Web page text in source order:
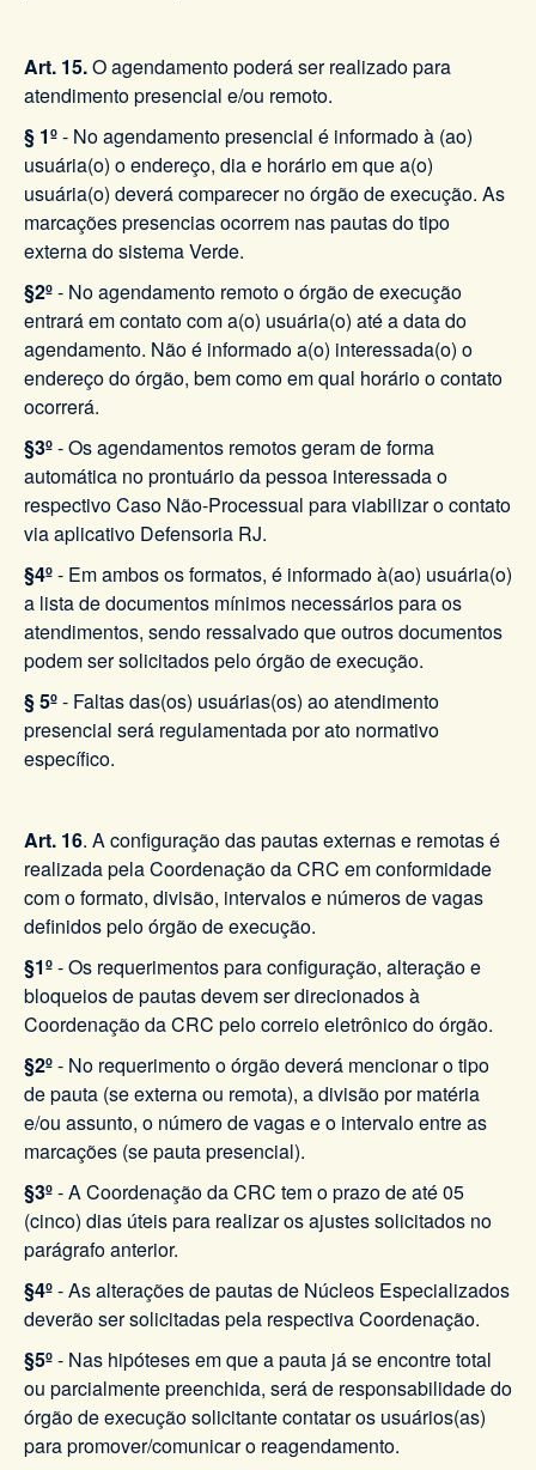
Art. 15.O agendamento poderá ser realizado para
atendimento presencial e/ou remoto.
§ 1º- No agendamento presencial é informado à (ao)
usuária(o) o endereço, dia e horário em que a(o)
usuária(o) deverá comparecer no órgão de execução. As
marcações presencias ocorrem nas pautas do tipo
externa do sistema Verde.
§2º- No agendamento remoto o órgão de execução
entrará em contato com a(o) usuária(o) até a data do
agendamento. Não é informado a(o) interessada(o) o
endereço do órgão, bem como em qual horário o contato
ocorrerá.
§3º- Os agendamentos remotos geram de forma
automática no prontuário da pessoa interessada o
respectivo Caso Não-Processual para viabilizar o contato
via aplicativo Defensoria RJ.
§4º- Em ambos os formatos, é informado à(ao) usuária(o)
a lista de documentos mínimos necessários para os
atendimentos, sendo ressalvado que outros documentos
podem ser solicitados pelo órgão de execução.
§ 5º- Faltas das(os) usuárias(os) ao atendimento
presencial será regulamentada por ato normativo
específico.
Art. 16. A configuração das pautas externas e remotas é
realizada pela Coordenação da CRC em conformidade
com o formato, divisão, intervalos e números de vagas
definidos pelo órgão de execução.
§1º- Os requerimentos para configuração, alteração e
bloqueios de pautas devem ser direcionados à
Coordenação da CRC pelo correio eletrônico do órgão.
§2º- No requerimento o órgão deverá mencionar o tipo
de pauta (se externa ou remota), a divisão por matéria
e/ou assunto, o número de vagas e o intervalo entre as
marcações (se pauta presencial).
§3º- A Coordenação da CRC tem o prazo de até 05
(cinco) dias úteis para realizar os ajustes solicitados no
parágrafo anterior.
§4º- As alterações de pautas de Núcleos Especializados
deverão ser solicitadas pela respectiva Coordenação.
§5º- Nas hipóteses em que a pauta já se encontre total
ou parcialmente preenchida, será de responsabilidade do
órgão de execução solicitante contatar os usuários(as)
para promover/comunicar o reagendamento.